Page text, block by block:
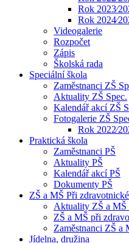
Rok
Rok
Videogalerie
Rozpočet
Zápis
Školská rada
Speciální škola
Zaměstnanci ZŠ
Aktuality ZŠ Spec.
Kalendář akcí ZŠ
Fotogalerie ZŠ
Rok
Praktická škola
Zaměstnanci PŠ
Aktuality PŠ
Kalendář akcí PŠ
Dokumenty PŠ
ZŠ a MŠ Při
Aktuality ZŠ a
ZŠ a MŠ při
Zaměstnanci ZŠ a
Jídelna, družina